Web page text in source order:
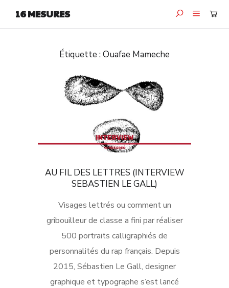
16 MESURES
Étiquette :Ouafae Mameche
AU FIL DES LETTRES (INTERVIEW
SEBASTIEN LE GALL)
Visages lettrés ou comment un
gribouilleur de classe a fini par réaliser
500 portraits calligraphiés de
personnalités du rap français. Depuis
2015, Sébastien Le Gall, designer
graphique et typographe s’est lancé